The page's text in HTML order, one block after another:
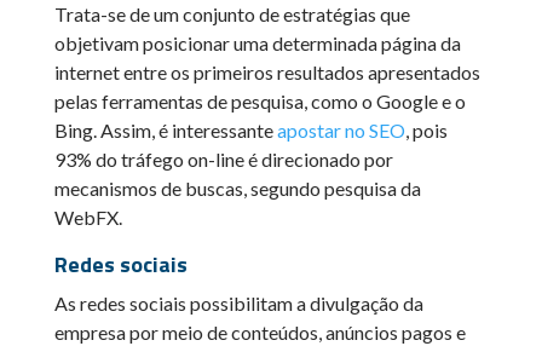
Trata-se de um conjunto de estratégias que
objetivam posicionar uma determinada página da
internet entre os primeiros resultados apresentados
pelas ferramentas de pesquisa, como o Google e o
Bing. Assim, é interessanteapostar no SEO, pois
93% do tráfego on-line é direcionado por
mecanismos de buscas, segundo pesquisa da
WebFX.
Redes sociais
As redes sociais possibilitam a divulgação da
empresa por meio de conteúdos, anúncios pagos e